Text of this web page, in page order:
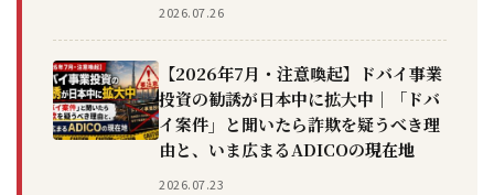
2026.07.26
【2026年7月・注意喚起】ドバイ事業
投資の勧誘が日本中に拡大中｜「ドバ
イ案件」と聞いたら詐欺を疑うべき理
由と、いま広まるADICOの現在地
2026.07.23